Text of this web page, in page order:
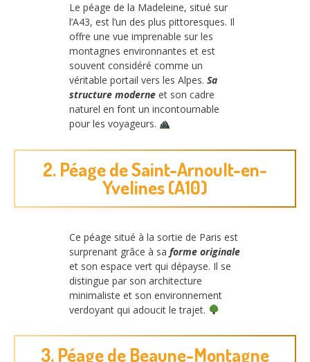
Le péage de la Madeleine, situé sur
l’A43, est l’un des plus pittoresques. Il
offre une vue imprenable sur les
montagnes environnantes et est
souvent considéré comme un
véritable portail vers les Alpes. Sa
structure moderne et son cadre
naturel en font un incontournable
pour les voyageurs.
2. Péage de Saint-Arnoult-en-
Yvelines (A10)
Ce péage situé à la sortie de Paris est
surprenant grâce à sa forme originale
et son espace vert qui dépayse. Il se
distingue par son architecture
minimaliste et son environnement
verdoyant qui adoucit le trajet.
3. Péage de Beaune-Montagne